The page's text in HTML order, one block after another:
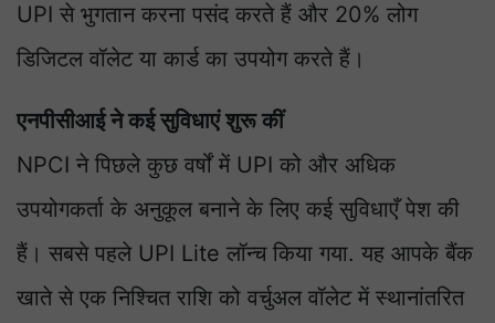
UPI से भुगतान करना पसंद करते हैं और 20% लोग
डिजिटल वॉलेट या कार्ड का उपयोग करते हैं।
एनपीसीआई ने कई सुविधाएं शुरू कीं
NPCI ने पिछले कुछ वर्षों में UPI को और अधिक
उपयोगकर्ता के अनुकूल बनाने के लिए कई सुविधाएँ पेश की
हैं। सबसे पहले UPI Lite लॉन्च किया गया. यह आपके बैंक
खाते से एक निश्चित राशि को वर्चुअल वॉलेट में स्थानांतरित